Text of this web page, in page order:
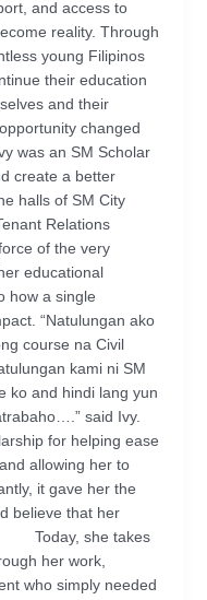
and access to
reality. Through
young Filipinos
their education
and their
changed
was an SM Scholar
create a better
halls of SM City
Relations
of the very
educational
how a single
“Natulungan ako
course na Civil
kami ni SM
ko and hindi lang yun
said Ivy.
for helping ease
allowing her to
it gave her the
believe that her
Today, she takes
her work,
who simply needed